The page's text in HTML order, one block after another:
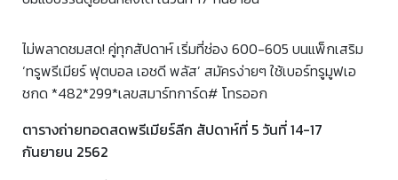
ไม่พลาดชมสด! คู่ทุกสัปดาห์ เริ่มที่ช่อง 600-605 บนแพ็กเสริม
‘ทรูพรีเมียร์ ฟุตบอล เอชดี พลัส’ สมัครง่ายๆ ใช้เบอร์ทรูมูฟเอ
ชกด *482*299*เลขสมาร์ทการ์ด# โทรออก
ตารางถ่ายทอดสดพรีเมียร์ลีก สัปดาห์ที่ 5 วันที่ 14-17
กันยายน 2562